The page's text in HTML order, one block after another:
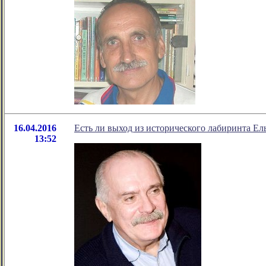
16.04.2016
13:52
Есть ли выход из исторического лабиринта